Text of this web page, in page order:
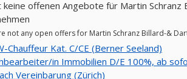
keine offenen Angebote für Martin Schranz
not any open offers for Martin Schranz Billard-&
Chauffeur Kat. C/CE (Berner Seeland)
in Immobilien D/E 100%, ab
Vereinbarung (Zürich)